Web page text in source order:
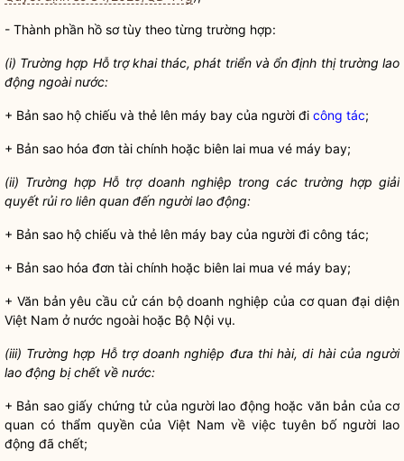
- Thành phần hồ sơ tùy theo từng trường hợp:
(i) Trường hợp Hỗ trợ khai thác, phát triển và ổn định thị trường lao
động ngoài nước:
+ Bản sao hộ chiếu và thẻ lên máy bay của người đi công tác;
+ Bản sao hóa đơn tài chính hoặc biên lai mua vé máy bay;
(ii) Trường hợp Hỗ trợ doanh nghiệp trong các trường hợp giải
quyết rủi ro liên quan đến người lao động:
+ Bản sao hộ chiếu và thẻ lên máy bay của người đi công tác;
+ Bản sao hóa đơn tài chính hoặc biên lai mua vé máy bay;
+ Văn bản yêu cầu cử cán bộ doanh nghiệp của cơ quan đại diện
Việt Nam ở nước ngoài hoặc Bộ Nội vụ.
(iii) Trường hợp Hỗ trợ doanh nghiệp đưa thi hài, di hài của người
lao động bị chết về nước:
+ Bản sao giấy chứng tử của người lao động hoặc văn bản của cơ
quan có thẩm quyềncủa Việt Nam về việc tuyên bố người lao
động đã chết;